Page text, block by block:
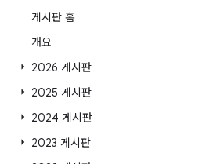
게시판 홈
개요
2026 게시판
2025 게시판
2024 게시판
2023 게시판